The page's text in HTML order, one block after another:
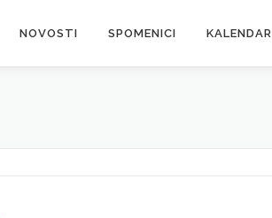
NOVOSTI SPOMENICI KALENDAR